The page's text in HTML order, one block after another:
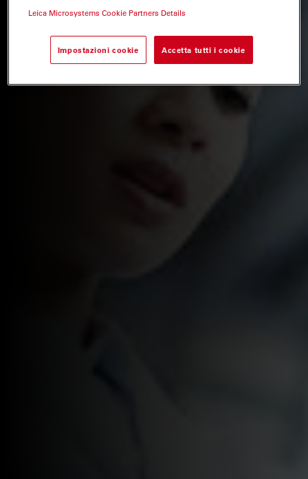
Leica Microsystems Cookie Partners Details
Impostazioni cookie Accetta tutti i cookie